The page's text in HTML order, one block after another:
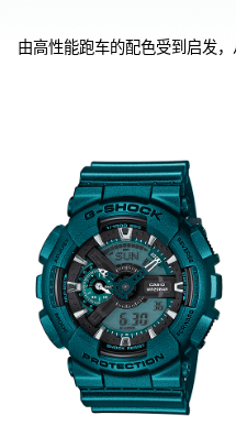
由高性能跑车的配色受到启发